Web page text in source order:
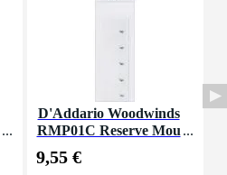
D'Addario Woodwinds
RMP01C Reserve Mou
(Pack of 5)
9,55 €